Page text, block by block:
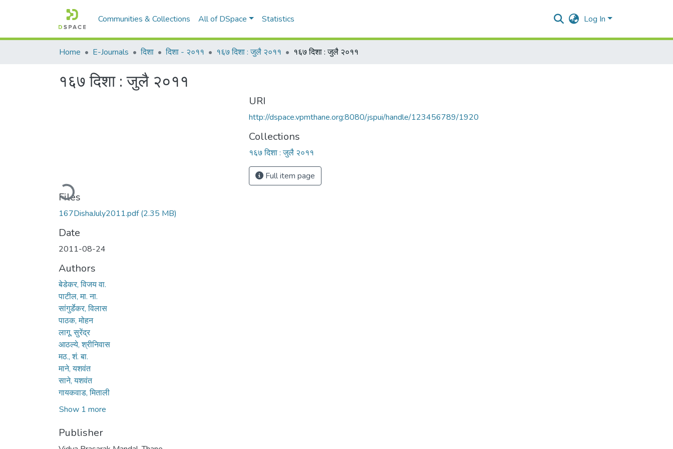
Communities & Collections All of DSpace Statistics Log In
Home E-Journals दिशा दिशा - २०११ १६७ दिशा : जुलै २०११ १६७ दिशा : जुलै २०११
१६७ दिशा : जुलै २०११
Loading...
Files
167DishaJuly2011.pdf(2.35 MB)
Date
2011-08-24
Authors
बेडेकर, विजय वा.
पाटील, मा. ना.
सांगुर्डेकर, विलास
पाठक, मोहन
लागू, सुरेंद्र
आठल्ये, श्रीनिवास
मठ., शं. बा.
माने, यशवंत
साने, यशवंत
गायकवाड, मिताली
Show 1 more
Publisher
URI
http://dspace.vpmthane.org:8080/jspui/handle/123456789/1920
Collections
१६७ दिशा : जुलै २०११
Full item page